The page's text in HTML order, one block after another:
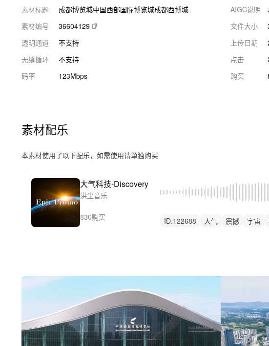
素材标题
成都博览城中国西部国际博览城成都西博城
素材编号
36604129
透明通道
不支持
无缝循环
不支持
码率
123Mbps
AIGC说明
文件大小
上传日期
点击
购买
素材配乐
本素材使用了以下配乐，如需使用请单独购买
大气科技-Discovery
洪尘音乐
830购买 ID:122688 大气 震撼 宇宙